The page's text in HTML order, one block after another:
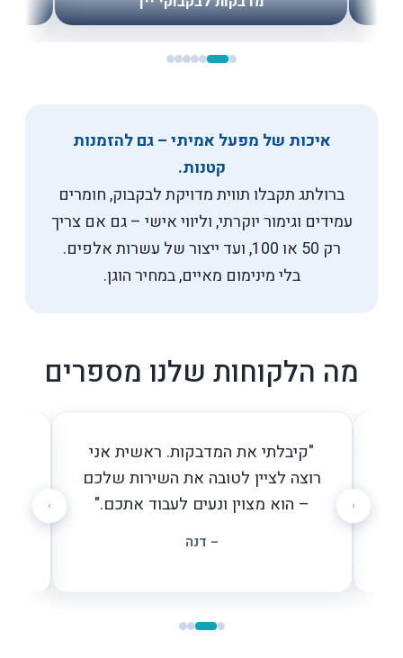
איכות של מפעל אמיתי – גם להזמנות
קטנות.
ברולתג תקבלו תווית מדויקת לבקבוק, חומרים
עמידים וגימור יוקרתי, וליווי אישי – גם אם צריך
רק 50 או 100, ועד ייצור של עשרות אלפים.
בלי מינימום מאיים, במחיר הוגן.
מה הלקוחות שלנו מספרים
"קיבלתי את המדבקות. ראשית אני
רוצה לציין לטובה את השירות שלכם
– הוא מצוין ונעים לעבוד אתכם."
– דנה